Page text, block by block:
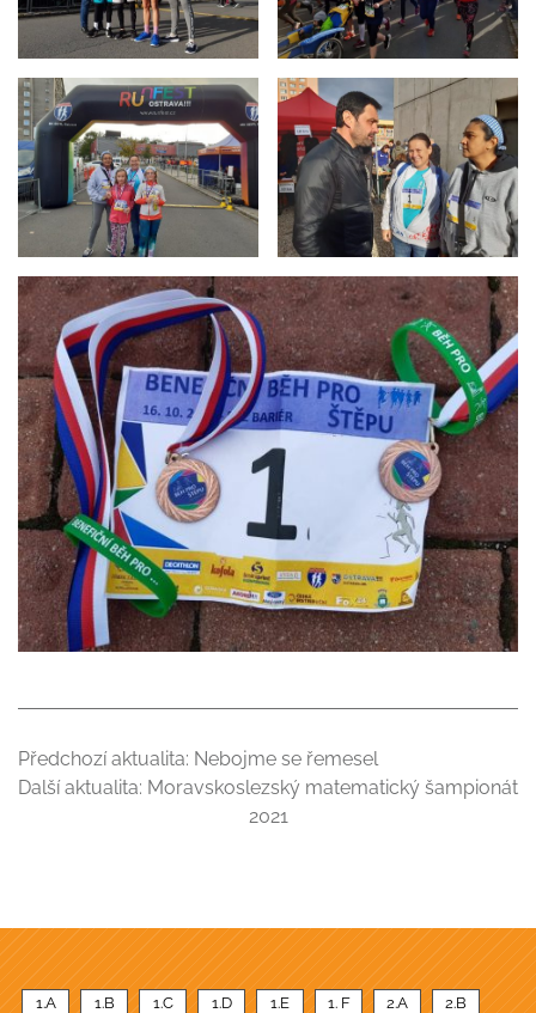
Předchozí aktualita: Nebojme se řemesel
Další aktualita: Moravskoslezský matematický šampionát
2021
1.A 1.B 1.C 1.D 1.E 1. F 2.A 2.B